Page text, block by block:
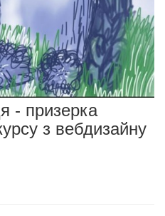
- призерка
з вебдизайну